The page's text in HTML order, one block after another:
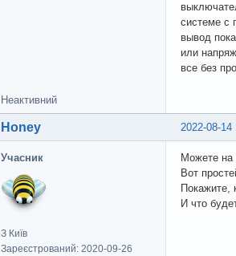
системе с
вывод
или
все без
Неактивний
2022-08-14
Honey
Учасник
З Київ
Зареєстрований: 2020-09-26
Можете на
Вот
Покажите,
И что